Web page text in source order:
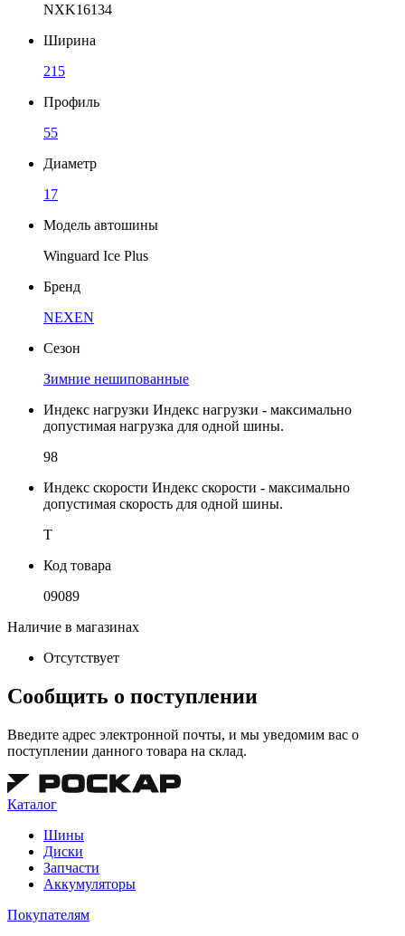
NXK16134
Ширина
215
Профиль
55
Диаметр
17
Модель автошины
Winguard Ice Plus
Бренд
NEXEN
Сезон
Зимние нешипованные
Индекс нагрузки Индекс нагрузки - максимально
допустимая нагрузка для одной шины.
98
Индекс скорости Индекс скорости - максимально
допустимая скорость для одной шины.
T
Код товара
09089
Наличие в магазинах
Отсутствует
Сообщить о поступлении
Введите адрес электронной почты, и мы уведомим вас о
поступлении данного товара на склад.
Каталог
Шины
Диски
Запчасти
Аккумуляторы
Покупателям